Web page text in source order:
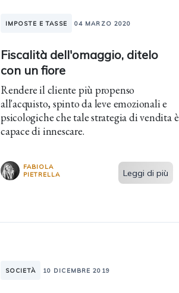
IMPOSTE E TASSE 04 MARZO 2020
Fiscalità dell'omaggio, ditelo
con un fiore
Rendere il cliente più propenso
all'acquisto, spinto da leve emozionali e
psicologiche che tale strategia di vendita è
capace di innescare.
FABIOLA
PIETRELLA
Leggi di più
SOCIETÀ 10 DICEMBRE 2019